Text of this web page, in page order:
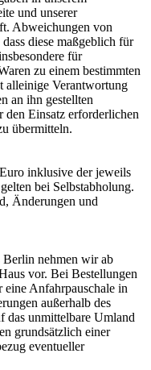
und unserer
Abweichungen von
diese maßgeblich für
für
zu einem bestimmten
alleinige Verantwortung
an ihn gestellten
Einsatz erforderlichen
übermitteln.
inklusive der jeweils
bei Selbstabholung.
Änderungen und
Berlin nehmen wir ab
vor. Bei Bestellungen
eine Anfahrpauschale in
außerhalb des
das unmittelbare Umland
grundsätzlich einer
eventueller